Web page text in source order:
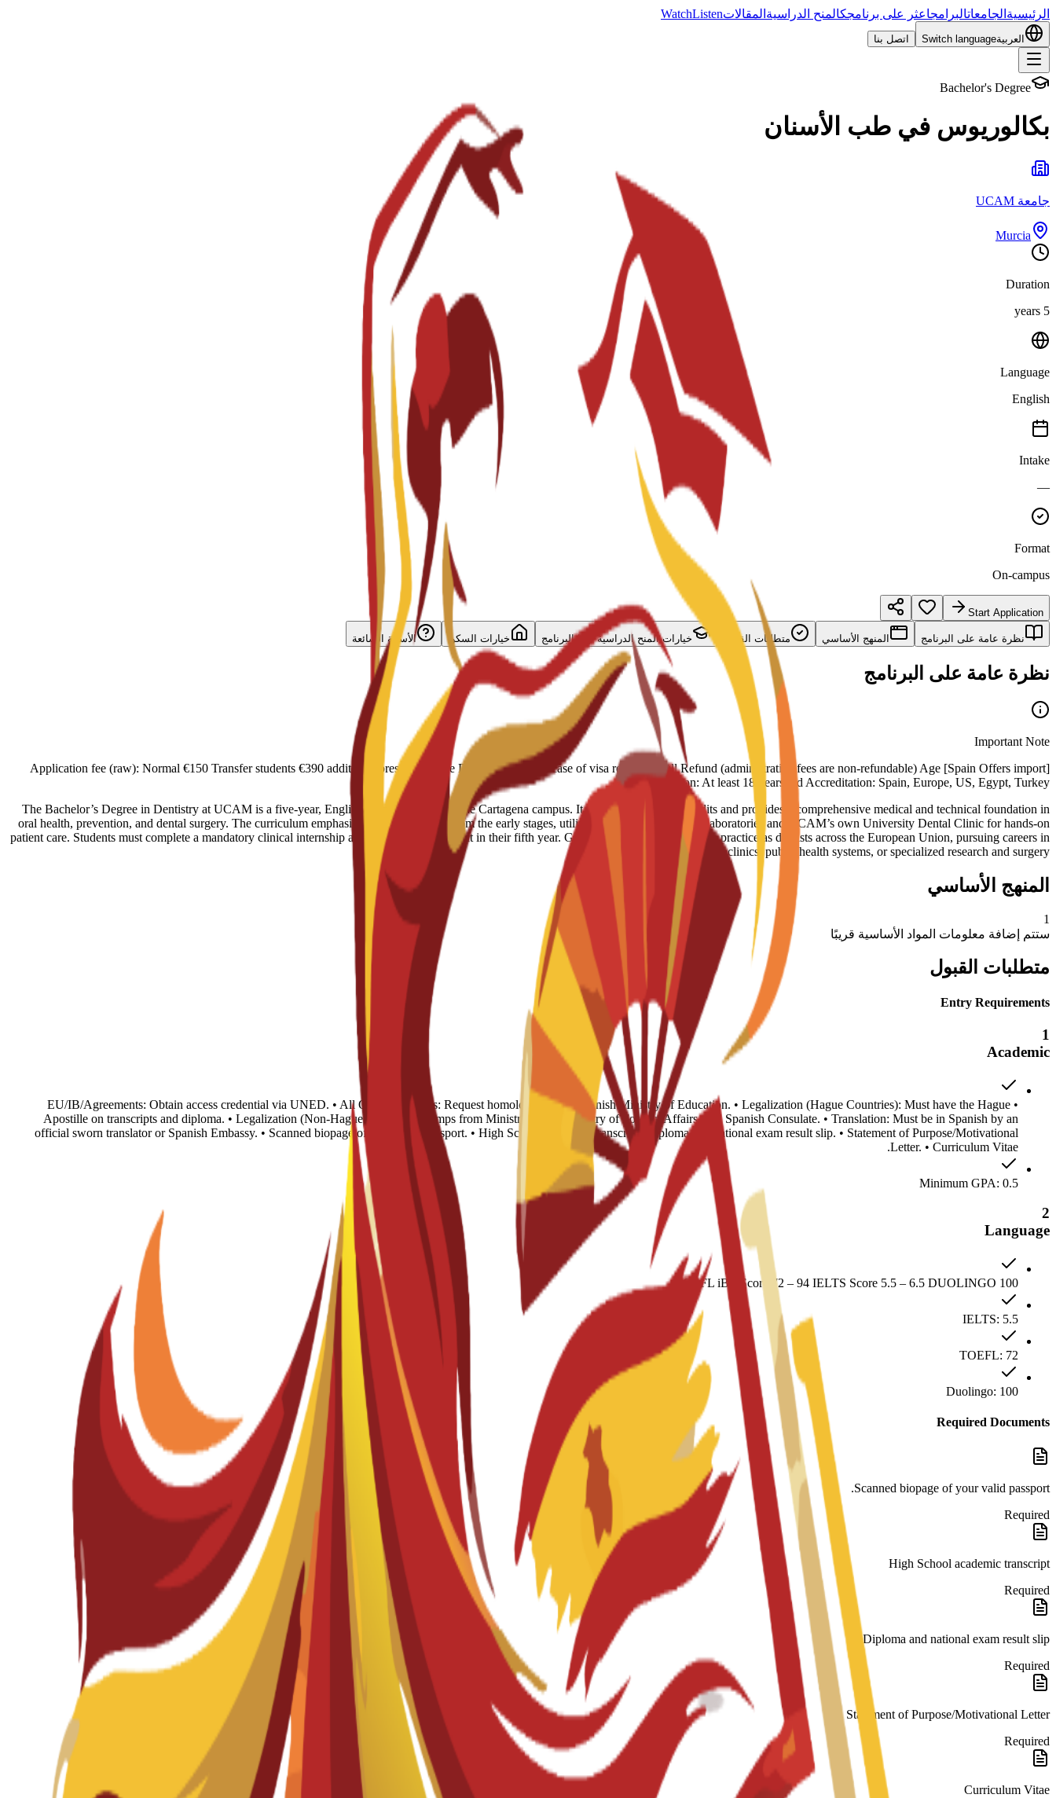
الرئيسية الجامعاتالبرامجاعثر على برنامجكالمنح الدراسية المقالات WatchListen
العربيةSwitch language اتصل بنا
Bachelor's Degree
بكالوريوس في طب الأسنان
جامعة UCAM
Murcia
Duration
5 years
Language
English
Intake
—
Format
On-campus
Start Application
نظرة عامة على البرنامج المنهج الأساسي متطلبات القبول خيارات المنح الدراسية لهذا البرنامج خيارات السكن الأسئلة الشائعة
نظرة عامة على البرنامج
Important Note
[Spain Offers import] Application fee (raw): Normal €150 Transfer students €390 additional prescription fee Deposit refund: In case of visa rejection Full Refund (administrative fees are non-refundable) Age
limitation: At least 18 years old Accreditation: Spain, Europe, US, Egypt, Turkey
The Bachelor’s Degree in Dentistry at UCAM is a five-year, English-taught program on the Cartagena campus. It requires 300 ECTS credits and provides a comprehensive medical and technical foundation in
oral health, prevention, and dental surgery. The curriculum emphasizes clinical practice from the early stages, utilizing high-tech simulation laboratories and UCAM’s own University Dental Clinic for hands-on
patient care. Students must complete a mandatory clinical internship and a final degree project in their fifth year. Graduates are fully qualified to practice as dentists across the European Union, pursuing careers in
private clinics, public health systems, or specialized research and surgery.
المنهج الأساسي
1
ستتم إضافة معلومات المواد الأساسية قريبًا
متطلبات القبول
Entry Requirements
1
Academic
• EU/IB/Agreements: Obtain access credential via UNED. • All Other Countries: Request homologation via Spanish Ministry of Education. • Legalization (Hague Countries): Must have the Hague
Apostille on transcripts and diploma. • Legalization (Non-Hague): Required stamps from Ministry of Ed, Ministry of Foreign Affairs, and Spanish Consulate. • Translation: Must be in Spanish by an
official sworn translator or Spanish Embassy. • Scanned biopage of your valid passport. • High School academic transcript, Diploma and national exam result slip. • Statement of Purpose/Motivational
Letter. • Curriculum Vitae.
Minimum GPA: 0.5
2
Language
TOEFL iBT Score 72 – 94 IELTS Score 5.5 – 6.5 DUOLINGO 100
IELTS: 5.5
TOEFL: 72
Duolingo: 100
Required Documents
Scanned biopage of your valid passport.
Required
High School academic transcript
Required
Diploma and national exam result slip
Required
Statement of Purpose/Motivational Letter
Required
Curriculum Vitae